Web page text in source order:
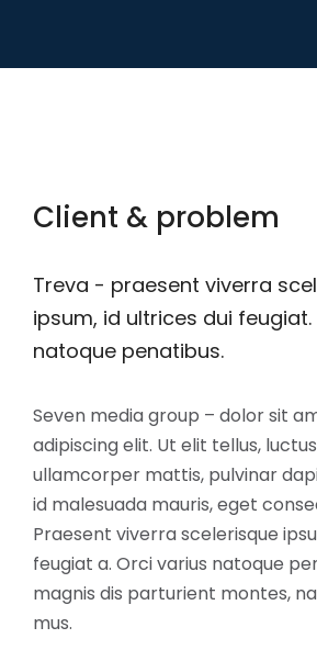
Client & problem
Treva - praesent viverra
ipsum, id ultrices dui feugiat.
natoque penatibus.
Seven media group – dolor sit
adipiscing elit. Ut elit tellus,
ullamcorper mattis, pulvinar
id malesuada mauris, eget
Praesent viverra scelerisque
feugiat a. Orci varius natoque
magnis dis parturient montes,
mus.